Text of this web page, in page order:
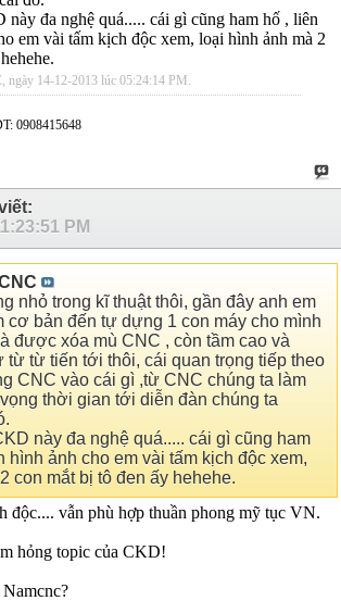
đa nghệ quá..... cái gì cũng ham hố , liên
em vài tấm kịch độc xem, loại hình ảnh mà 2
ngày 14-12-2013 lúc 05:24:14 PM
0908415648
PM
nhỏ trong kĩ thuật thôi, gần đây anh em
cơ bản đến tự dựng 1 con máy cho mình
được xóa mù CNC , còn tầm cao và
từ từ tiến tới thôi, cái quan trọng tiếp theo
CNC vào cái gì ,từ CNC chúng ta làm
thời gian tới diễn đàn chúng ta
này đa nghệ quá..... cái gì cũng ham
hình ảnh cho em vài tấm kịch độc xem,
con mắt bị tô đen ấy hehehe.
độc.... vẫn phù hợp thuần phong mỹ tục VN.
hỏng topic của CKD!